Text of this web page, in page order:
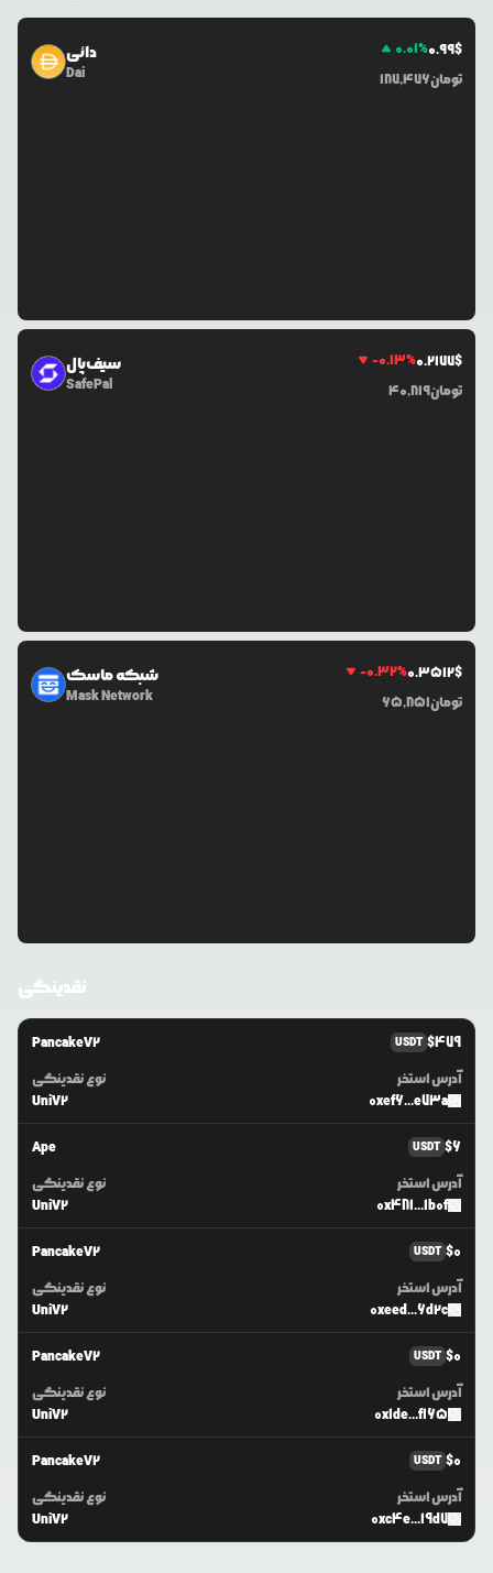
دائی
Dai
0.01%0.99$
187,476تومان
سیف‌پال
SafePal
-0.13%0.2177$
40,819تومان
شبکه ماسک
Mask Network
-0.32%0.3512$
65,851تومان
نقدینگی
PancakeV2 USDT $479
نوع نقدینگی
UniV2
آدرس استخر
0xef6...e73a
Ape USDT $6
نوع نقدینگی
UniV2
آدرس استخر
0x481...1b0f
PancakeV2 USDT $0
نوع نقدینگی
UniV2
آدرس استخر
0xeed...6d2c
PancakeV2 USDT $0
نوع نقدینگی
UniV2
آدرس استخر
0x1de...f165
PancakeV2 USDT $0
نوع نقدینگی
UniV2
آدرس استخر
0xc4e...19d7